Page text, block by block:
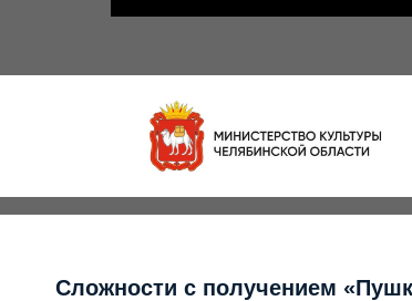
Сложности с получением